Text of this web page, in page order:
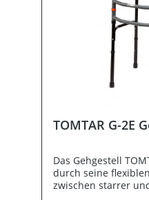
TOMTAR G-2E
Das Gehgestell
durch seine
zwischen starrer